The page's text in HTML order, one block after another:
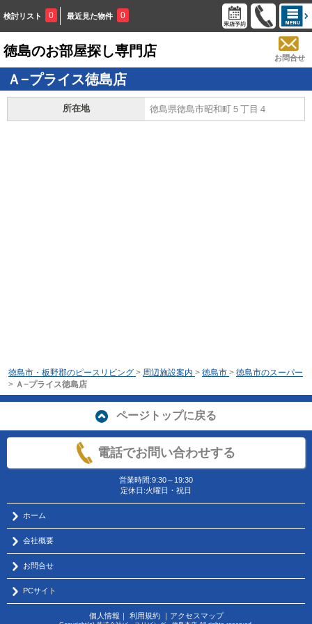
検討リスト 0 最近見た物件 0
徳島のお部屋探し専門店 お問合せ
Ａ−プライス徳島店
所在地 徳島県徳島市昭和町５丁目４
徳島市・板野郡のピースリビング > 周辺施設案内 > 徳島市 > 徳島市のスーパー
> Ａ−プライス徳島店
ページトップに戻る
電話でお問い合わせする
営業時間:9:30～19:30
定休日:火曜日・祝日
ホーム
会社概要
お問合せ
PCサイト
個人情報 ｜ 利用規約｜ アクセスマップ